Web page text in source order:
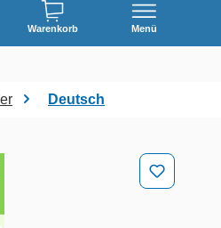
Warenkorb Menü
Deutsch